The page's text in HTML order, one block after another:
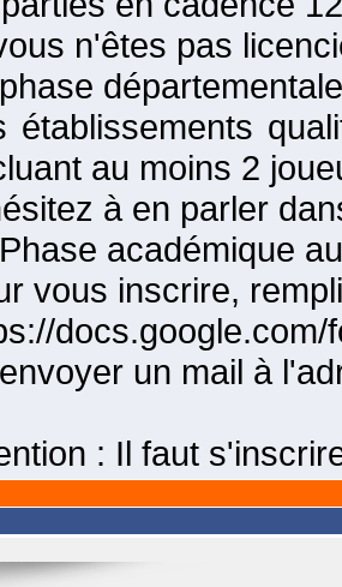
n'êtes pas
établissements
au moins 2
à en parler
académique
vous inscrire,
un mail à
: Il faut